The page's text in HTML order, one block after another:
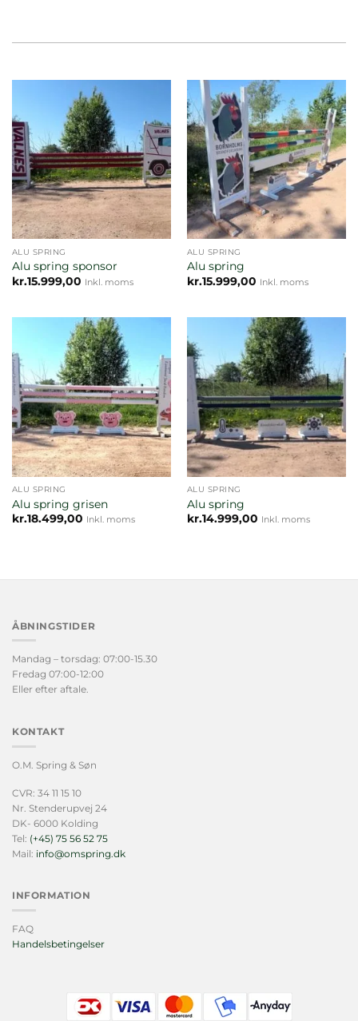
ALU SPRING
Alu spring sponsor
kr.15.999,00 Inkl. moms
ALU SPRING
Alu spring
kr.15.999,00 Inkl. moms
ALU SPRING
Alu spring grisen
kr.18.499,00 Inkl. moms
ALU SPRING
Alu spring
kr.14.999,00 Inkl. moms
ÅBNINGSTIDER
Mandag – torsdag: 07:00-15.30
Fredag 07:00-12:00
Eller efter aftale.
KONTAKT
O.M. Spring & Søn
CVR: 34 11 15 10
Nr. Stenderupvej 24
DK- 6000 Kolding
Tel: (+45) 75 56 52 75
Mail: info@omspring.dk
INFORMATION
FAQ
Handelsbetingelser